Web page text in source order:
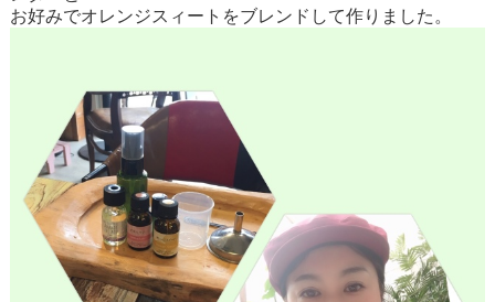
お好みでオレンジスィートをブレンドして作りました。